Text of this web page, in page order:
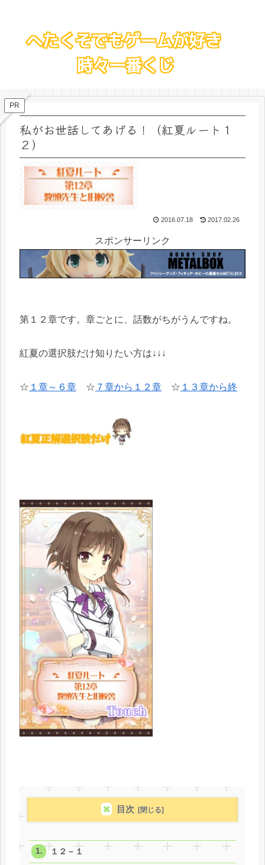
PR
私がお世話してあげる！（紅夏ルート１
２）
2016.07.18 2017.02.26
スポンサーリンク
第１２章です。章ごとに、話数がちがうんですね。
紅夏の選択肢だけ知りたい方は↓↓↓
☆ １章～６章 ☆ ７章から１２章 ☆ １３章から終
目次
１２－１